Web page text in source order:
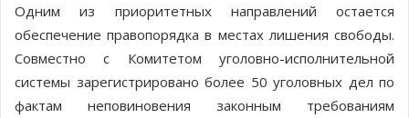
Одним из приоритетных направлений остается
обеспечение правопорядка в местах лишения свободы.
Совместно с Комитетом уголовно-исполнительной
системы зарегистрировано более 50 уголовных дел по
фактам неповиновения законным требованиям